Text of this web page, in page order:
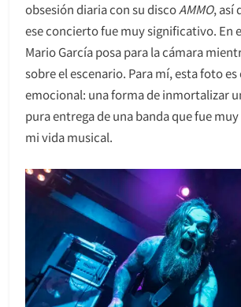
obsesión diaria con su discoAMMO, así
ese concierto fue muy significativo. En
Mario García posa para la cámara
sobre el escenario. Para mí, esta foto
emocional: una forma de inmortalizar
pura entrega de una banda que fue
mi vida musical.